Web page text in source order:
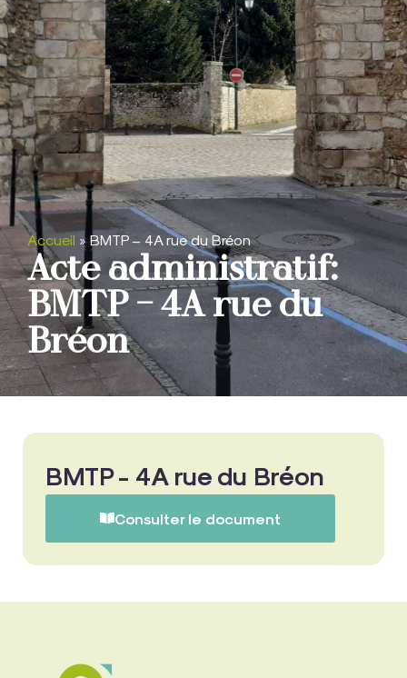
Accueil »BMTP – 4A rue du Bréon
Acte administratif:
BMTP – 4A rue du
Bréon
BMTP - 4A rue du Bréon
Consulter le document